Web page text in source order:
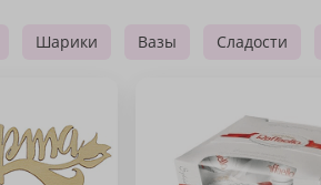
Шарики Вазы Сладости